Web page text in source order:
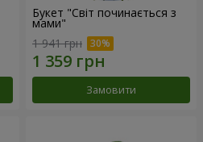
Букет "Світ починається з
мами"
1 941 грн
Замовити